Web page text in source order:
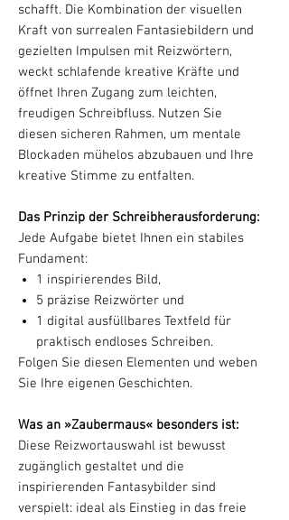
schafft. Die Kombination der visuellen
Kraft von surrealen Fantasiebildern und
gezielten Impulsen mit Reizwörtern,
weckt schlafende kreative Kräfte und
öffnet Ihren Zugang zum leichten,
freudigen Schreibfluss. Nutzen Sie
diesen sicheren Rahmen, um mentale
Blockaden mühelos abzubauen und Ihre
kreative Stimme zu entfalten.
Das Prinzip der Schreibherausforderung:
Jede Aufgabe bietet Ihnen ein stabiles
Fundament:
1 inspirierendes Bild,
5 präzise Reizwörter und
1 digital ausfüllbares Textfeld für
praktisch endloses Schreiben.
Folgen Sie diesen Elementen und weben
Sie Ihre eigenen Geschichten.
Was an »Zaubermaus« besonders ist:
Diese Reizwortauswahl ist bewusst
zugänglich gestaltet und die
inspirierenden Fantasybilder sind
verspielt: ideal als Einstieg in das freie